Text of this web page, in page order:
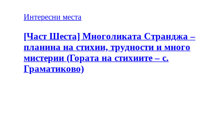
Интересни места
[Част Шеста] Многоликата Странджа –
планина на стихии, трудности и много
мистерии (Гората на стихиите – с.
Граматиково)